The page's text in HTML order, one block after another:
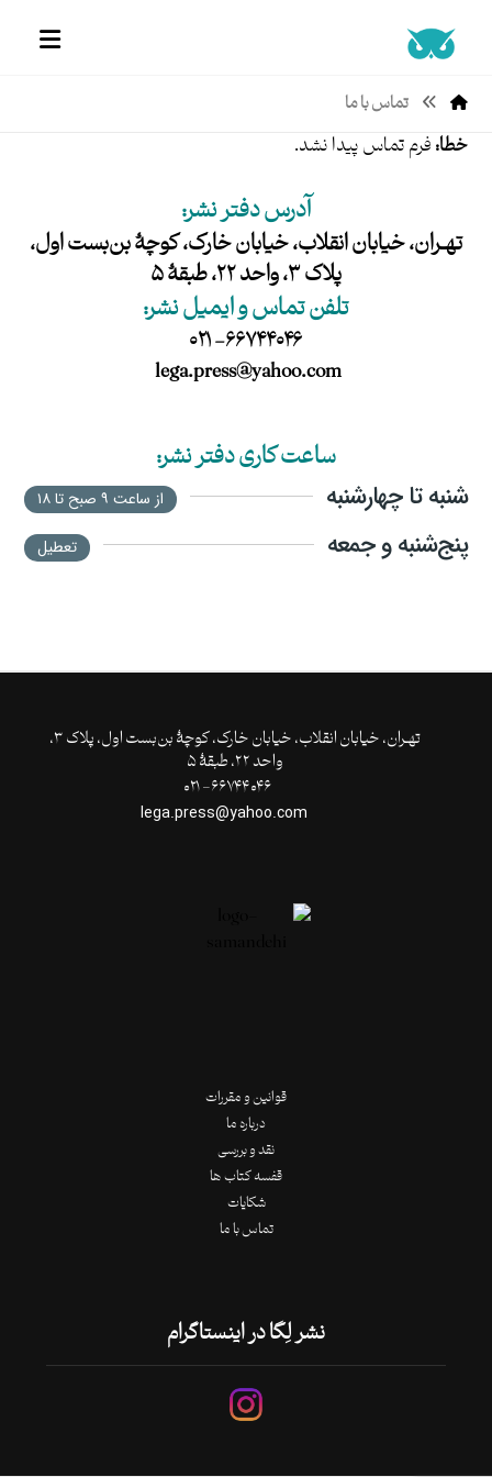
تماس با ما
خطا:فرم تماس پیدا نشد.
آدرس دفتر نشر:
تهـران،‌ خیابان انقلاب، خیابان خارک، کوچۀ بن‌بست اول،
پلاک ۳، واحد ۲۲، طبقۀ ۵
تلفن تماس و ایمیل نشر:
۶۶۷۴۴۰۴۶- ۰۲۱
lega.press@yahoo.com
ساعت کاری دفتر نشر:
شنبه تا چهارشنبه
از ساعت ۹ صبح تا ۱۸
پنج‌شنبه و جمعه تعطیل
تهـران،‌ خیابان انقلاب، خیابان خارک، کوچۀ بن‌بست اول، پلاک ۳،
واحد ۲۲، طبقۀ ۵
قوانین و مقررات
درباره ما
نقد و بررسی
قفسه کتاب ها
شکایات
تماس با ما
نشر لِگا در اینستاگرام